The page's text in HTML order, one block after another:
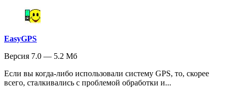
EasyGPS
Версия 7.0 — 5.2 Мб
Если вы когда-либо использовали систему GPS, то, скорее
всего, сталкивались с проблемой обработки и...